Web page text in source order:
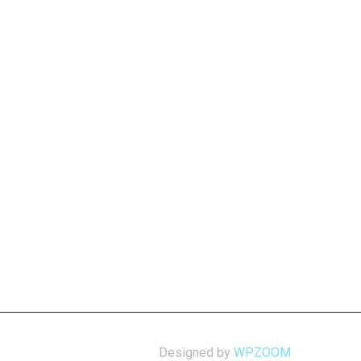
Designed by WPZOOM